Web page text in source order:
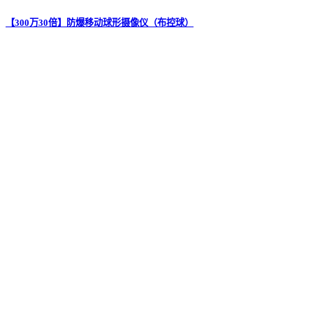
【300万30倍】防爆移动球形摄像仪（布控球）